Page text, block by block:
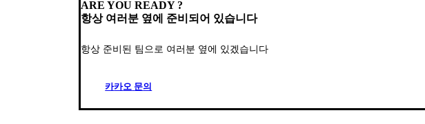
ARE YOU READY ?
항상 여러분 옆에 준비되어 있습니다
항상 준비된 팀으로 여러분 옆에 있겠습니다
카카오 문의